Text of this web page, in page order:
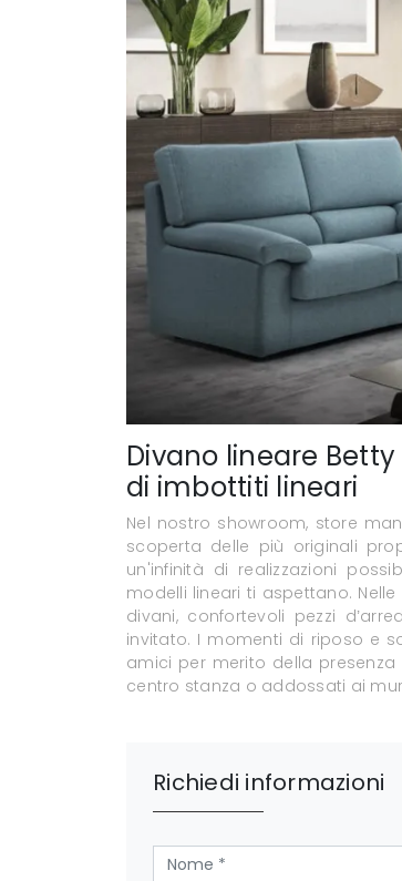
Divano lineare
di imbottiti lineari
Nel nostro showroom, store
scoperta delle più originali
un'infinità di realizzazioni
modelli lineari ti aspettano.
divani, confortevoli pezzi
invitato. I momenti di riposo e
amici per merito della
centro stanza o addossati ai
Richiedi informazioni